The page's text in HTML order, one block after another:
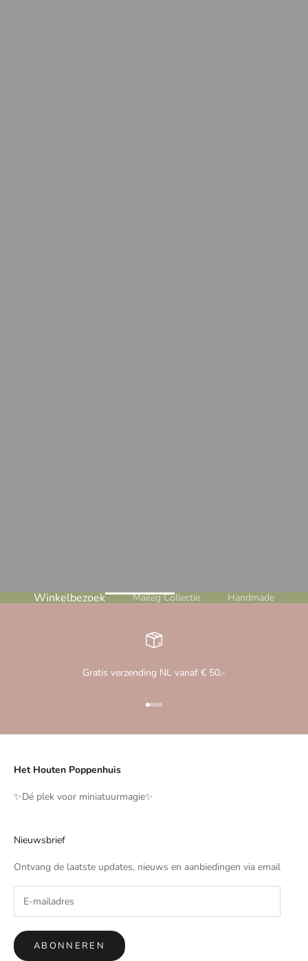
Winkelbezoek Maileg Collectie Handmade
Gratis verzending NL vanaf € 50,-
Naar artikel 1
Naar artikel 2
Naar artikel 3
Naar artikel 4
Het Houten Poppenhuis
✨️Dé plek voor miniatuurmagie✨️
Nieuwsbrief
Ontvang de laatste updates, nieuws en aanbiedingen via email
ABONNEREN